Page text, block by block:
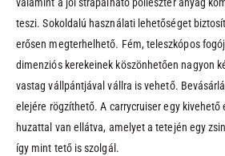
valamint a jól strapálható poliészter anyag
teszi. Sokoldalú használati lehetőséget
erősen megterhelhető. Fém, teleszkópos
dimenziós kerekeinek köszönhetően nagyon
vastag vállpántjával vállra is vehető.
elejére rögzíthető. A carrycruiser egy kivehető
huzattal van ellátva, amelyet a tetején egy
így mint tető is szolgál.